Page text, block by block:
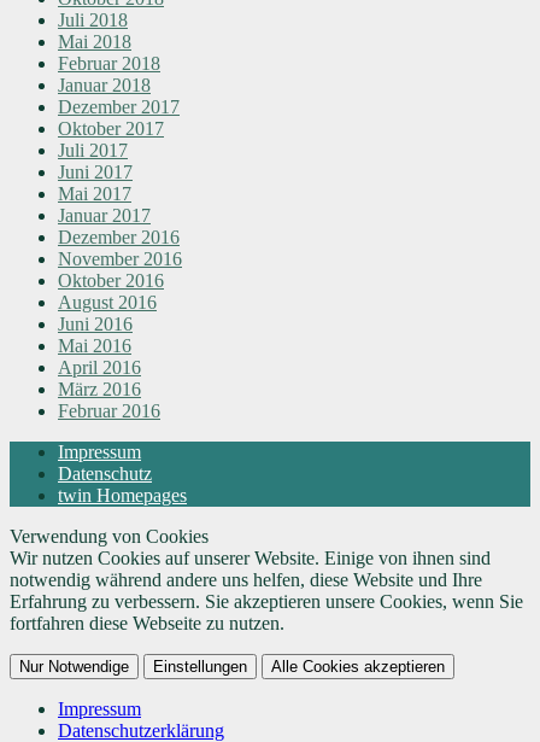
Juli 2018
Mai 2018
Februar 2018
Januar 2018
Dezember 2017
Oktober 2017
Juli 2017
Juni 2017
Mai 2017
Januar 2017
Dezember 2016
November 2016
Oktober 2016
August 2016
Juni 2016
Mai 2016
April 2016
März 2016
Februar 2016
Impressum
Datenschutz
twin Homepages
Verwendung von Cookies
Wir nutzen Cookies auf unserer Website. Einige von ihnen sind
notwendig während andere uns helfen, diese Website und Ihre
Erfahrung zu verbessern. Sie akzeptieren unsere Cookies, wenn Sie
fortfahren diese Webseite zu nutzen.
Nur Notwendige Einstellungen Alle Cookies akzeptieren
Impressum
Datenschutzerklärung